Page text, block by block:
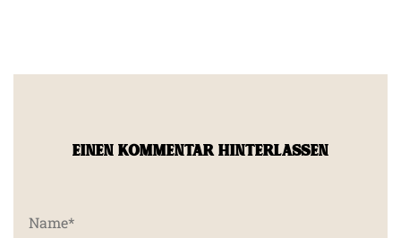
EINEN KOMMENTAR HINTERLASSEN